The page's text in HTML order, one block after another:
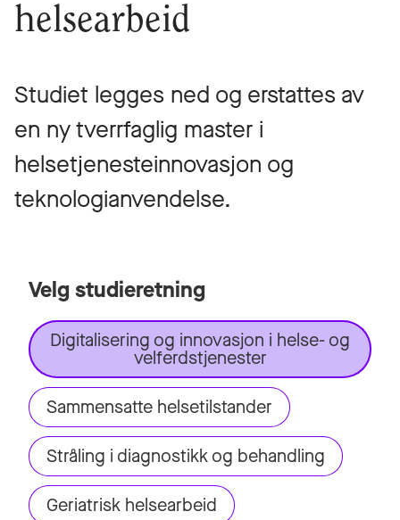
helsearbeid
Studiet legges ned og erstattes av
en ny tverrfaglig master i
helsetjenesteinnovasjon og
teknologianvendelse.
Velg studieretning
Digitalisering og innovasjon i helse- og
velferdstjenester
Sammensatte helsetilstander
Stråling i diagnostikk og behandling
Geriatrisk helsearbeid